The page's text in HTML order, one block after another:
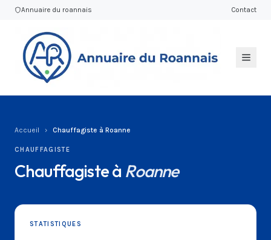
Annuaire du roannais Contact
Accueil › Chauffagiste à Roanne
CHAUFFAGISTE
Chauffagiste à Roanne
STATISTIQUES